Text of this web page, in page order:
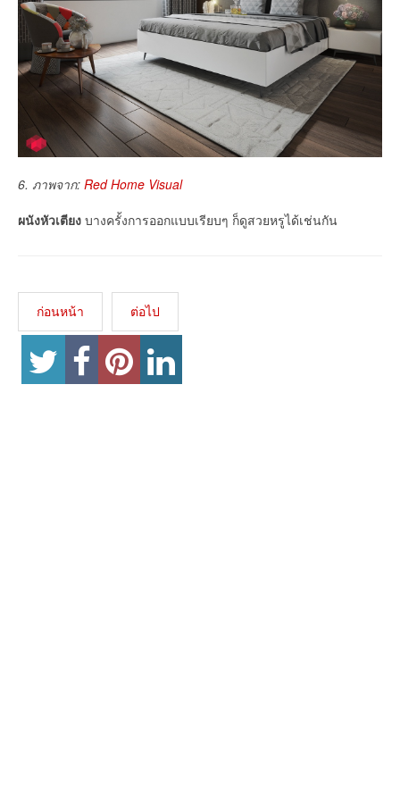
6. ภาพจาก: Red Home Visual
ผนังหัวเตียง บางครั้งการออกแบบเรียบๆ ก็ดูสวยหรูได้เช่นกัน
ก่อนหน้า ต่อไป